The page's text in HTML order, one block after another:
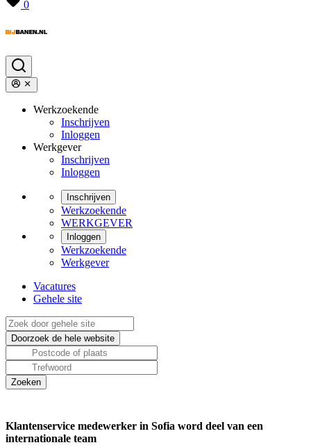
0
Werkzoekende
Inschrijven
Inloggen
Werkgever
Inschrijven
Inloggen
Inschrijven
Werkzoekende
WERKGEVER
Inloggen
Werkzoekende
Werkgever
Vacatures
Gehele site
Klantenservice medewerker in Sofia word deel van een
internationale team